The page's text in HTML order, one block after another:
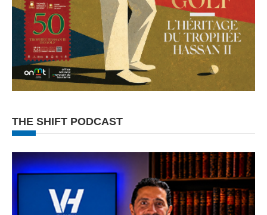
THE SHIFT PODCAST